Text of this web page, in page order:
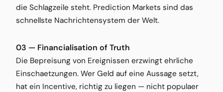
die Schlagzeile steht. Prediction Markets sind das
schnellste Nachrichtensystem der Welt.
03 — Financialisation of Truth
Die Bepreisung von Ereignissen erzwingt ehrliche
Einschaetzungen. Wer Geld auf eine Aussage setzt,
hat ein Incentive, richtig zu liegen — nicht populaer